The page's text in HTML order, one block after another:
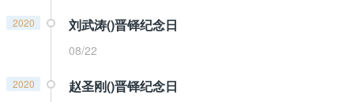
2020 刘武涛()晋铎纪念日
08/22
2020 赵圣刚()晋铎纪念日